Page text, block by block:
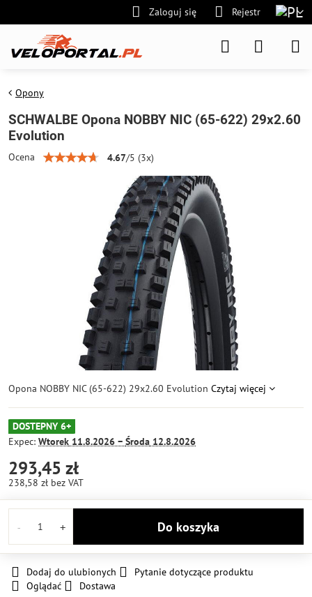
Zaloguj się Rejestr
Opony
SCHWALBE Opona NOBBY NIC (65-622) 29x2.60
Evolution
Ocena 4.67/5 (3x)
Opona NOBBY NIC (65-622) 29x2.60 Evolution Czytaj więcej
DOSTEPNY 6+
Expec: Wtorek 11.8.2026 − Środa 12.8.2026
293,45 zł
238,58 zł bez VAT
Do koszyka
Dodaj do ulubionych
Pytanie dotyczące produktu
Oglądać
Dostawa